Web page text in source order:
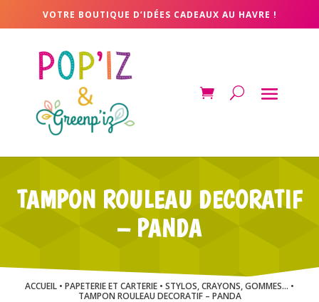
VOTRE BOUTIQUE D’IDÉES CADEAUX AU HAVRE !
TAMPON ROULEAU DECORATIF
– PANDA
ACCUEIL • PAPETERIE ET CARTERIE • STYLOS, CRAYONS, GOMMES... •
TAMPON ROULEAU DECORATIF – PANDA